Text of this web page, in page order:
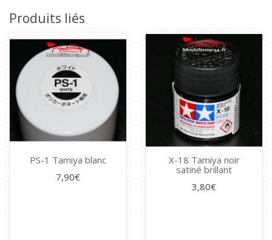
Produits liés
PS-1 Tamiya blanc
7,90€
X-18 Tamiya noir
satiné brillant
3,80€